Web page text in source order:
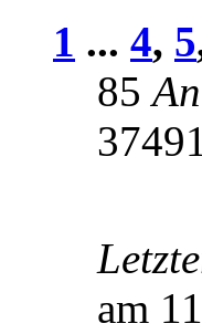
1 ... 4, 5
85
37491
am